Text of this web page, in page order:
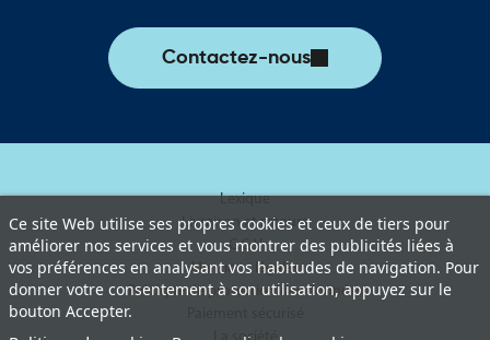
Ce site Web utilise ses propres cookies et ceux de tiers pour
améliorer nos services et vous montrer des publicités liées à
vos préférences en analysant vos habitudes de navigation. Pour
donner votre consentement à son utilisation, appuyez sur le
bouton Accepter.
Contactez-nous
Lexique
Livraison et retours
C.G.V
Mentions légales
Politique de protection des données